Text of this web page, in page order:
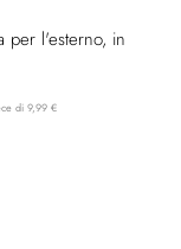
per l'esterno, in
di 9,99 €